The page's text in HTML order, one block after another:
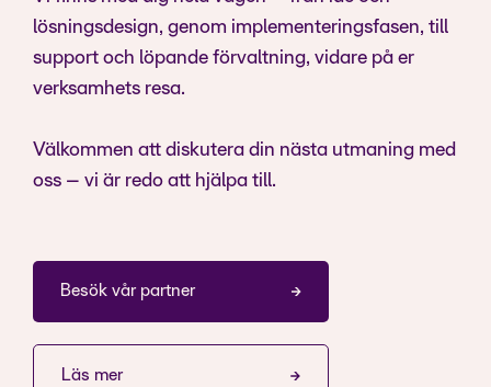
lösningsdesign, genom implementeringsfasen, till
support och löpande förvaltning, vidare på er
verksamhets resa.
Välkommen att diskutera din nästa utmaning med
oss – vi är redo att hjälpa till.
Besök vår partner
Läs mer